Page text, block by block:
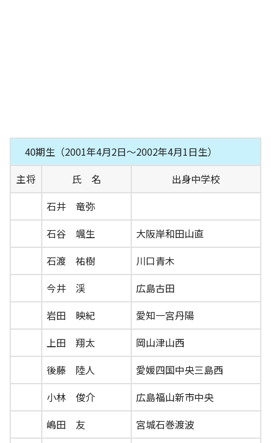
40期生（2001年4月2日～2002年4月1日生）
主将
氏 名
出身中学校
石井 竜弥
石谷 颯生
大阪岸和田山直
石渡 祐樹
川口青木
今井 渓
広島古田
岩田 映紀
愛知一宮丹陽
上田 翔太
岡山津山西
後藤 陸人
愛媛四国中央三島西
小林 俊介
広島福山新市中央
嶋田 友
宮城石巻渡波